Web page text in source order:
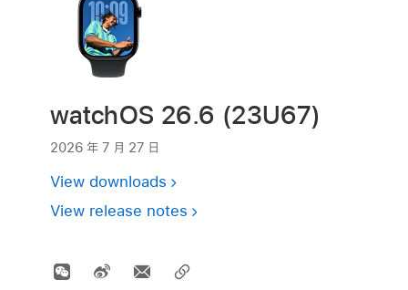
watchOS 26.6 (23U67)
2026 年 7 月 27 日
View downloads
View release notes